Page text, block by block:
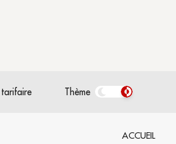
Thème
ACCUEIL